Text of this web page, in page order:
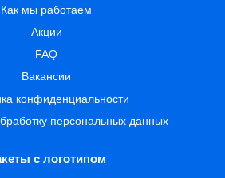
Как мы работаем
Акции
FAQ
Вакансии
конфиденциальности
персональных данных
с логотипом